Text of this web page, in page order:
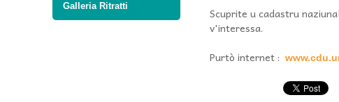
Galleria Ritratti
Scuprite u cadastru
v'interessa.
Purtò internet :